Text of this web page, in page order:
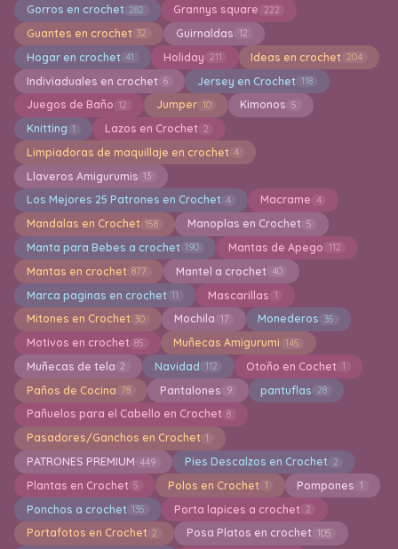
Gorros en crochet 282 Grannys square 222
Guantes en crochet 32 Guirnaldas 12
Hogar en crochet 41 Holiday 211 Ideas en crochet 204
Indiviaduales en crochet 6 Jersey en Crochet 118
Juegos de Baño 12 Jumper 10 Kimonos 5
Knitting 1 Lazos en Crochet 2
Limpiadoras de maquillaje en crochet 4
Llaveros Amigurumis 13
Los Mejores 25 Patrones en Crochet 4 Macrame 4
Mandalas en Crochet 158 Manoplas en Crochet 5
Manta para Bebes a crochet 190 Mantas de Apego 112
Mantas en crochet 877 Mantel a crochet 40
Marca paginas en crochet 11 Mascarillas 1
Mitones en Crochet 30 Mochila 17 Monederos 35
Motivos en crochet 85 Muñecas Amigurumi 145
Muñecas de tela 2 Navidad 112 Otoño en Cochet 1
Paños de Cocina 78 Pantalones 9 pantuflas 28
Pañuelos para el Cabello en Crochet 8
Pasadores/Ganchos en Crochet 1
PATRONES PREMIUM 449 Pies Descalzos en Crochet 2
Plantas en Crochet 5 Polos en Crochet 1 Pompones 1
Ponchos a crochet 135 Porta lapices a crochet 2
Portafotos en Crochet 2 Posa Platos en crochet 105